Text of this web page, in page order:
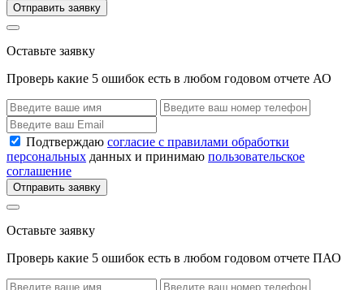
Отправить заявку
Оставьте заявку
Проверь какие 5 ошибок есть в любом годовом отчете АО
Подтверждаю согласие с правилами обработки
персональных данных и принимаю пользовательское
соглашение
Отправить заявку
Оставьте заявку
Проверь какие 5 ошибок есть в любом годовом отчете ПАО